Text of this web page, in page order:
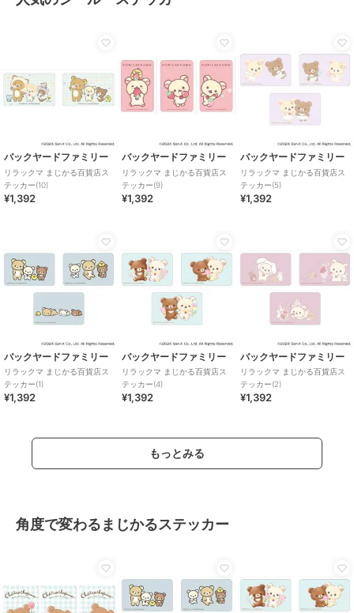
バックヤードファミリー
リラックマ まじかる百貨店ス
テッカー(10)
¥1,392
バックヤードファミリー
リラックマ まじかる百貨店ス
テッカー(9)
¥1,392
バックヤードファミリー
リラックマ まじかる百貨店ス
テッカー(5)
¥1,392
バックヤードファミリー
リラックマ まじかる百貨店ス
テッカー(1)
¥1,392
バックヤードファミリー
リラックマ まじかる百貨店ス
テッカー(4)
¥1,392
バックヤードファミリー
リラックマ まじかる百貨店ス
テッカー(2)
¥1,392
もっとみる
角度で変わるまじかるステッカー